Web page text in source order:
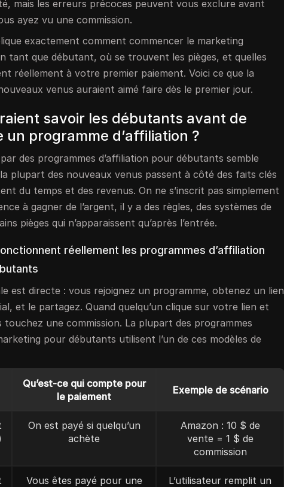
mais les erreurs précoces peuvent vous exclure avant
ayez vu une commission.
exactement comment commencer le marketing
tant que débutant, où se trouvent les pièges, et quelles
réellement à votre premier paiement. Voici ce que la
venus auraient aimé faire dès le premier jour.
savoir les débutants avant de
un programme d’affiliation ?
des programmes d’affiliation pour débutants semble
plupart des nouveaux venus passent à côté des faits clés
du temps et des revenus. On ne s’inscrit pas simplement
à gagner de l’argent, il y a des règles, des systèmes de
pièges qui n’apparaissent qu’après l’entrée.
réellement les programmes d’affiliation
est directe : vous rejoignez un programme, obtenez un lien
et le partagez. Quand quelqu’un clique sur votre lien et
touchez une commission. La plupart des programmes
pour débutants utilisent l’un de ces modèles de
Qu’est-ce qui compte pour
le paiement
Exemple de scénario
On est payé si quelqu’un
achète
Amazon : 10 $ de
vente = 1 $ de
commission
Vous êtes payé pour une
L’utilisateur remplit un